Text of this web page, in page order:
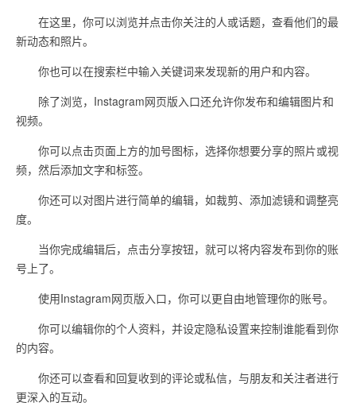
在这里，你可以浏览并点击你关注的人或话题，查看他们的最
新动态和照片。
你也可以在搜索栏中输入关键词来发现新的用户和内容。
除了浏览，Instagram网页版入口还允许你发布和编辑图片和
视频。
你可以点击页面上方的加号图标，选择你想要分享的照片或视
频，然后添加文字和标签。
你还可以对图片进行简单的编辑，如裁剪、添加滤镜和调整亮
度。
当你完成编辑后，点击分享按钮，就可以将内容发布到你的账
号上了。
使用Instagram网页版入口，你可以更自由地管理你的账号。
你可以编辑你的个人资料，并设定隐私设置来控制谁能看到你
的内容。
你还可以查看和回复收到的评论或私信，与朋友和关注者进行
更深入的互动。